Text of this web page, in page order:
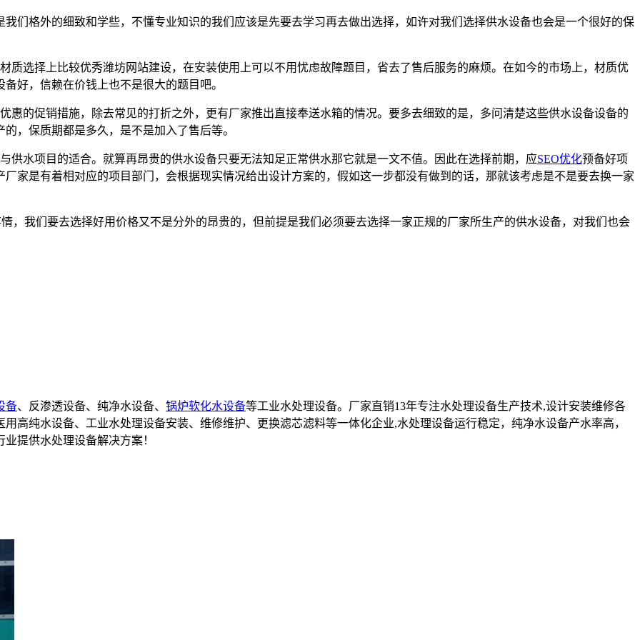
格外的细致和学些，不懂专业知识的我们应该是先要去学习再去做出选择，如许对我们选择供水设备也会是一个很好的保
选择上比较优秀潍坊网站建设，在安装使用上可以不用忧虑故障题目，省去了售后服务的麻烦。在如今的市场上，材质优
好，信赖在价钱上也不是很大的题目吧。
的促销措施，除去常见的打折之外，更有厂家推出直接奉送水箱的情况。要多去细致的是，多问清楚这些供水设备设备的
，保质期都是多久，是不是加入了售后等。
水项目的适合。就算再昂贵的供水设备只要无法知足正常供水那它就是一文不值。因此在选择前期，应SEO优化预备好项
家是有着相对应的项目部门，会根据现实情况给出设计方案的，假如这一步都没有做到的话，那就该考虑是不是要去换一家
，我们要去选择好用价格又不是分外的昂贵的，但前提是我们必须要去选择一家正规的厂家所生产的供水设备，对我们也会
备、反渗透设备、纯净水设备、 锅炉软化水设备等工业水处理设备。厂家直销13年专注水处理设备生产技术,设计安装维修各
高纯水设备、工业水处理设备安装、维修维护、更换滤芯滤料等一体化企业,水处理设备运行稳定，纯净水设备产水率高，
提供水处理设备解决方案！